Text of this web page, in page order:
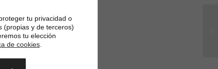
tu privacidad o
(propias y de terceros)
tu elección
de cookies.